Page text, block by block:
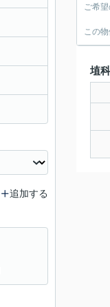
ご希
この
埴
追加する